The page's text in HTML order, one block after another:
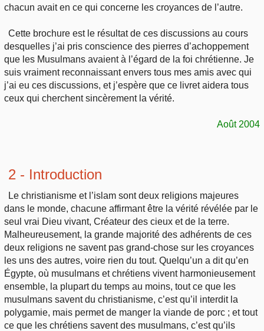
chacun avait en ce qui concerne les croyances de l’autre.
Cette brochure est le résultat de ces discussions au cours
desquelles j’ai pris conscience des pierres d’achoppement
que les Musulmans avaient à l’égard de la foi chrétienne. Je
suis vraiment reconnaissant envers tous mes amis avec qui
j’ai eu ces discussions, et j’espère que ce livret aidera tous
ceux qui cherchent sincèrement la vérité.
Août 2004
2 - Introduction
Le christianisme et l’islam sont deux religions majeures
dans le monde, chacune affirmant être la vérité révélée par le
seul vrai Dieu vivant, Créateur des cieux et de la terre.
Malheureusement, la grande majorité des adhérents de ces
deux religions ne savent pas grand-chose sur les croyances
les uns des autres, voire rien du tout. Quelqu’un a dit qu’en
Égypte, où musulmans et chrétiens vivent harmonieusement
ensemble, la plupart du temps au moins, tout ce que les
musulmans savent du christianisme, c’est qu’il interdit la
polygamie, mais permet de manger la viande de porc ; et tout
ce que les chrétiens savent des musulmans, c’est qu’ils